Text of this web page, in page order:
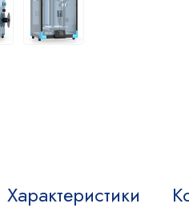
Характеристики